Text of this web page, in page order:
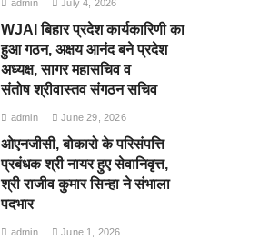
admin July 4, 2026
WJAI बिहार प्रदेश कार्यकारिणी का
हुआ गठन, अक्षय आनंद बने प्रदेश
अध्यक्ष, सागर महासचिव व
संतोष श्रीवास्तव संगठन सचिव
admin June 29, 2026
ओएनजीसी, बोकारो के परिसंपत्ति
प्रबंधक श्री नायर हुए सेवानिवृत्त,
श्री राजीव कुमार सिन्हा ने संभाला
पदभार
admin June 1, 2026